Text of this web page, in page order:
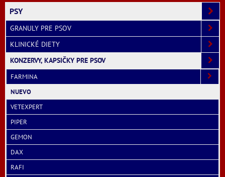
PSY
GRANULY PRE PSOV
KLINICKÉ DIETY
KONZERVY, KAPSIČKY PRE PSOV
FARMINA
NUEVO
VETEXPERT
PIPER
GEMON
DAX
RAFI